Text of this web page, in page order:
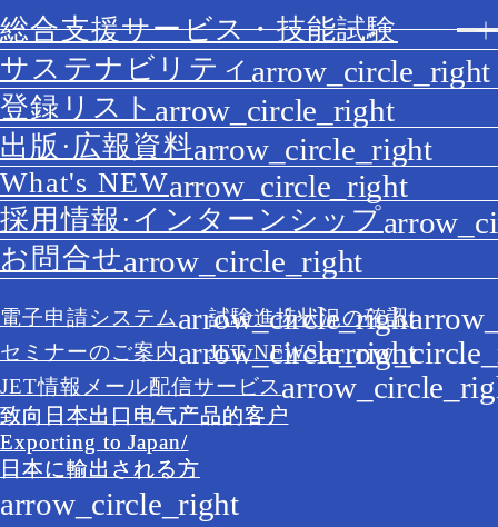
サステナビリティ
登録リスト
出版·広報資料
What's NEW
採用情報·インターンシップ
お問合せ
総合支援サービス・技能試験
電子申請システム
試験進捗状況の確認
セミナーのご案内
JET NEWS
JET情報メール配信サービス
致向日本出口电气产品的客户
Exporting to Japan/
日本に輸出される方